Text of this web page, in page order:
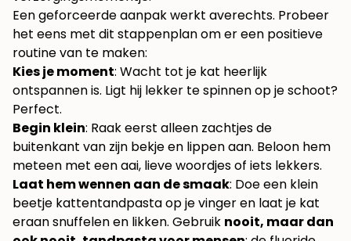
Een geforceerde aanpak werkt averechts. Probeer
het eens met dit stappenplan om er een positieve
routine van te maken:
Kies je moment: Wacht tot je kat heerlijk
ontspannen is. Ligt hij lekker te spinnen op je schoot?
Perfect.
Begin klein: Raak eerst alleen zachtjes de
buitenkant van zijn bekje en lippen aan. Beloon hem
meteen met een aai, lieve woordjes of iets lekkers.
Laat hem wennen aan de smaak: Doe een klein
beetje kattentandpasta op je vinger en laat je kat
eraan snuffelen en likken. Gebruik nooit, maar dan